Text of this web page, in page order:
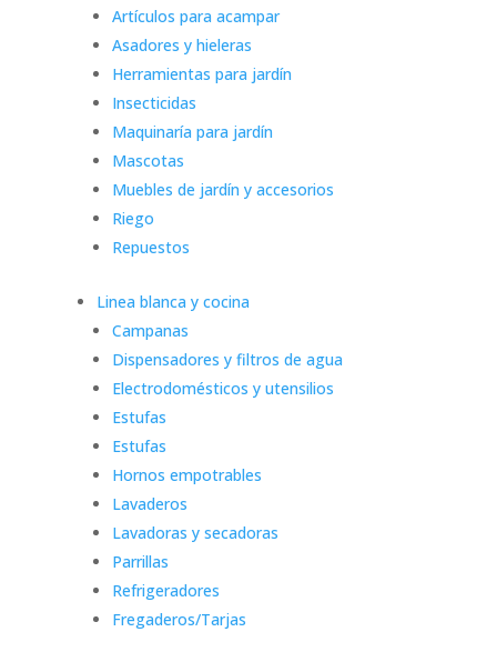
Artículos para acampar
Asadores y hieleras
Herramientas para jardín
Insecticidas
Maquinaría para jardín
Mascotas
Muebles de jardín y accesorios
Riego
Repuestos
Linea blanca y cocina
Campanas
Dispensadores y filtros de agua
Electrodomésticos y utensilios
Estufas
Estufas
Hornos empotrables
Lavaderos
Lavadoras y secadoras
Parrillas
Refrigeradores
Fregaderos/Tarjas